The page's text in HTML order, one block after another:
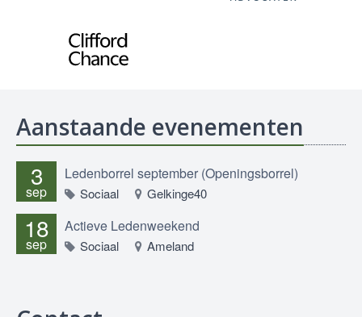
Aanstaande evenementen
3
sep
Ledenborrel september (Openingsborrel)
Sociaal Gelkinge40
18
sep
Actieve Ledenweekend
Sociaal Ameland